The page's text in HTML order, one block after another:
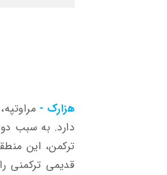
هزارک -
دارد. به سبب
ترکمن، این
قدیمی ترکمنی